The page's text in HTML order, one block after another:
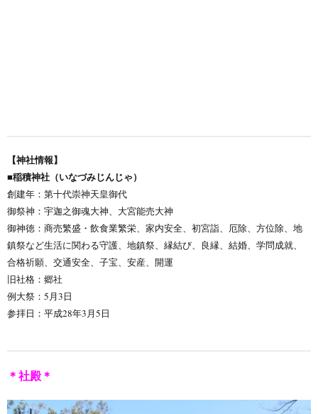
【神社情報】
■稲積神社（いなづみじんじゃ）
創建年：第十代崇神天皇御代
御祭神：宇迦之御魂大神、大宮能売大神
御神徳：商売繁盛・飲食業繁栄、家内安全、初宮詣、厄除、方位除、地
鎮祭など生活に関わる守護、地鎮祭、縁結び、良縁、結婚、学問成就、
合格祈願、交通安全、子宝、安産、開運
旧社格：郷社
例大祭：5月3日
参拝日：平成28年3月5日
＊社殿＊